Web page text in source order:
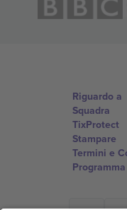
Riguardo a
Squadra
TixProtect
Stampare
Termini e